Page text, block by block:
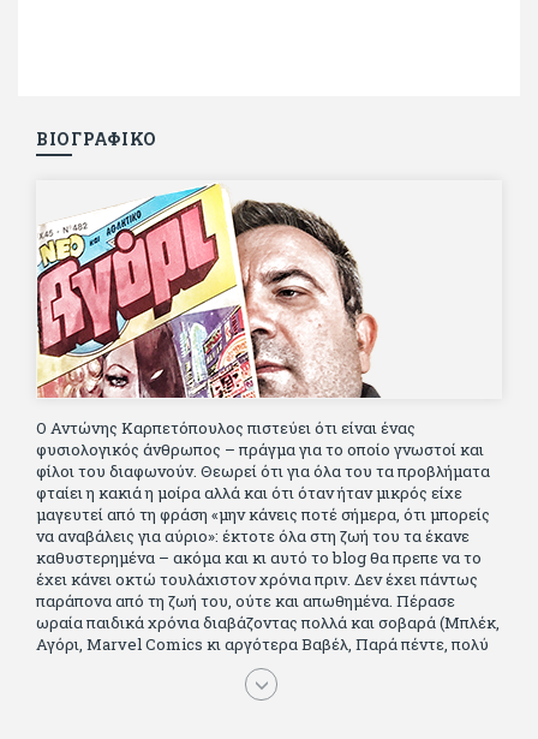
ΒΙΟΓΡΑΦΙΚΟ
Ο Αντώνης Καρπετόπουλος πιστεύει ότι είναι ένας
φυσιολογικός άνθρωπος – πράγμα για το οποίο γνωστοί και
φίλοι του διαφωνούν. Θεωρεί ότι για όλα του τα προβλήματα
φταίει η κακιά η μοίρα αλλά και ότι όταν ήταν μικρός είχε
μαγευτεί από τη φράση «μην κάνεις ποτέ σήμερα, ότι μπορείς
να αναβάλεις για αύριο»: έκτοτε όλα στη ζωή του τα έκανε
καθυστερημένα – ακόμα και κι αυτό το blog θα πρεπε να το
έχει κάνει οκτώ τουλάχιστον χρόνια πριν. Δεν έχει πάντως
παράπονα από τη ζωή του, ούτε και απωθημένα. Πέρασε
ωραία παιδικά χρόνια διαβάζοντας πολλά και σοβαρά (Μπλέκ,
Αγόρι, Μarvel Comics κι αργότερα Βαβέλ, Παρά πέντε, πολύ
Αλέξανδρο Δουμά και αρκετό Ιούλιο Βέρν πριν τον κερδίσουν
τα αστυνομικά), απέκτησε τους σωστούς φίλους κυρίως γιατί